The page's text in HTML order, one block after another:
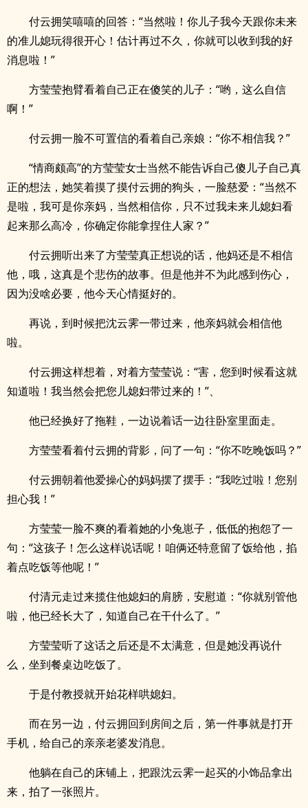
付云拥笑嘻嘻的回答：“当然啦！你儿子我今天跟你未来
的准儿媳玩得很开心！估计再过不久，你就可以收到我的好
消息啦！”
方莹莹抱臂看着自己正在傻笑的儿子：“哟，这么自信
啊！”
付云拥一脸不可置信的看着自己亲娘：“你不相信我？”
“情商颇高”的方莹莹女士当然不能告诉自己傻儿子自己真
正的想法，她笑着摸了摸付云拥的狗头，一脸慈爱：“当然不
是啦，我可是你亲妈，当然相信你，只不过我未来儿媳妇看
起来那么高冷，你确定你能拿捏住人家？”
付云拥听出来了方莹莹真正想说的话，他妈还是不相信
他，哦，这真是个悲伤的故事。但是他并不为此感到伤心，
因为没啥必要，他今天心情挺好的。
再说，到时候把沈云霁一带过来，他亲妈就会相信他
啦。
付云拥这样想着，对着方莹莹说：“害，您到时候看这就
知道啦！我当然会把您儿媳妇带过来的！”、
他已经换好了拖鞋，一边说着话一边往卧室里面走。
方莹莹看着付云拥的背影，问了一句：“你不吃晚饭吗？”
付云拥朝着他爱操心的妈妈摆了摆手：“我吃过啦！您别
担心我！”
方莹莹一脸不爽的看着她的小兔崽子，低低的抱怨了一
句：“这孩子！怎么这样说话呢！咱俩还特意留了饭给他，掐
着点吃饭等他呢！”
付清元走过来揽住他媳妇的肩膀，安慰道：“你就别管他
啦，他已经长大了，知道自己在干什么了。”
方莹莹听了这话之后还是不太满意，但是她没再说什
么，坐到餐桌边吃饭了。
于是付教授就开始花样哄媳妇。
而在另一边，付云拥回到房间之后，第一件事就是打开
手机，给自己的亲亲老婆发消息。
他躺在自己的床铺上，把跟沈云霁一起买的小饰品拿出
来，拍了一张照片。